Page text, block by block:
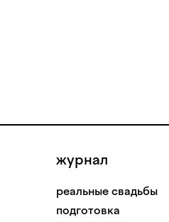
журнал
реальные свадьбы
подготовка